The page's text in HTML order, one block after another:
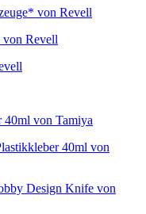
von Revell
von Revell
40ml von Tamiya
40ml von
Design Knife von